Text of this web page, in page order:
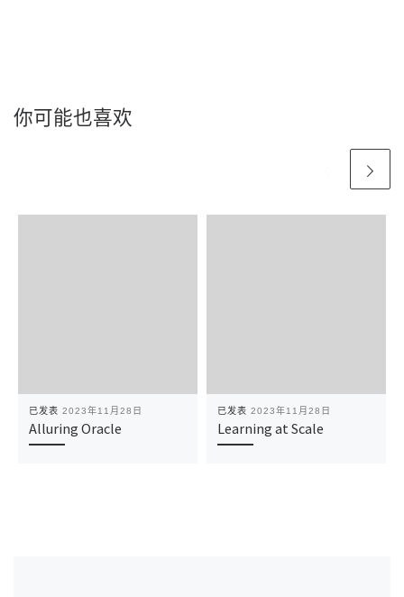
你可能也喜欢
已发表 2023年11月28日
Alluring Oracle
已发表 2023年11月28日
Learning at Scale